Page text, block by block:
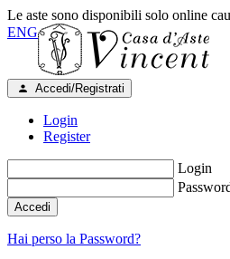
Le aste sono disponibili solo online
ENG
Accedi/Registrati
Login
Register
Login
Accedi
Hai perso la Password?